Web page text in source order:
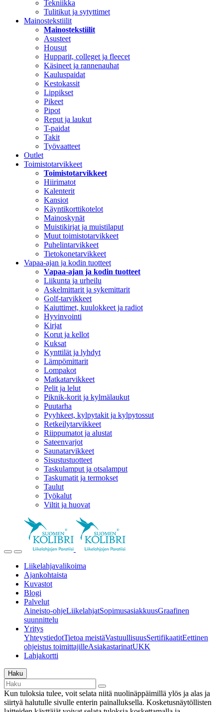
Tekniikka
Tulitikut ja sytyttimet
Mainostekstiilit
Mainostekstiilit
Asusteet
Housut
Hupparit, colleget ja fleecet
Käsineet ja rannenauhat
Kauluspaidat
Kestokassit
Lippikset
Pikeet
Pipot
Reput ja laukut
T-paidat
Takit
Työvaatteet
Outlet
Toimistotarvikkeet
Toimistotarvikkeet
Hiirimatot
Kalenterit
Kansiot
Käyntikorttikotelot
Mainoskynät
Muistikirjat ja muistilaput
Muut toimistotarvikkeet
Puhelintarvikkeet
Tietokonetarvikkeet
Vapaa-ajan ja kodin tuotteet
Vapaa-ajan ja kodin tuotteet
Liikunta ja urheilu
Askelmittarit ja sykemittarit
Golf-tarvikkeet
Kaiuttimet, kuulokkeet ja radiot
Hyvinvointi
Kirjat
Korut ja kellot
Kuksat
Kynttilät ja lyhdyt
Lämpömittarit
Lompakot
Matkatarvikkeet
Pelit ja lelut
Piknik-korit ja kylmälaukut
Puutarha
Pyyhkeet, kylpytakit ja kylpytossut
Retkeilytarvikkeet
Riippumatot ja alustat
Sateenvarjot
Saunatarvikkeet
Sisustustuotteet
Taskulamput ja otsalamput
Taskumatit ja termokset
Taulut
Työkalut
Viltit ja huovat
Liikelahjavalikoima
Ajankohtaista
Kuvastot
Blogi
Palvelut
Aineisto-ohjeLiikelahjatSopimusasiakkuusGraafinen
suunnittelu
Yritys
YhteystiedotTietoa meistäVastuullisuusSertifikaatitEettinen
ohjeistus toimittajilleAsiakastarinatUKK
Lahjakortti
Haku
Kun tuloksia tulee, voit selata niitä nuolinäppäimillä ylös ja alas ja
siirtyä halutulle sivulle enterin painalluksella. Kosketusnäytöllisten